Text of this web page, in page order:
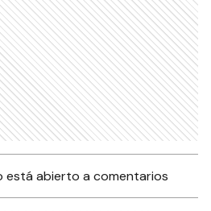
está abierto a comentarios